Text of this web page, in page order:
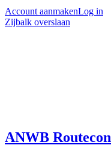
Account aanmakenLog in
Zijbalk overslaan
ANWB